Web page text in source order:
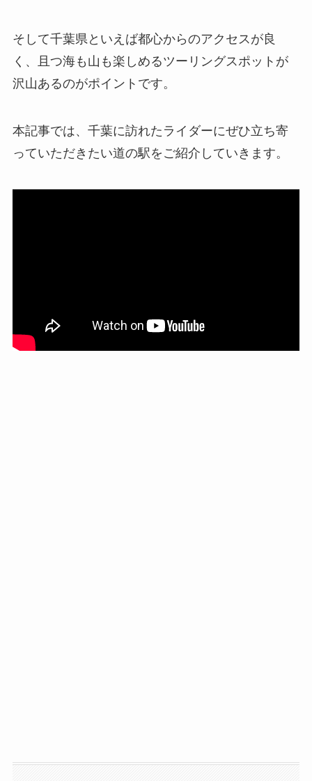
そして千葉県といえば都心からのアクセスが良
く、且つ海も山も楽しめるツーリングスポットが
沢山あるのがポイントです。
本記事では、千葉に訪れたライダーにぜひ立ち寄
っていただきたい道の駅をご紹介していきます。